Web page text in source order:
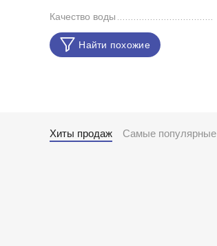
Качество воды
Найти похожие
Хиты продаж Самые популярные